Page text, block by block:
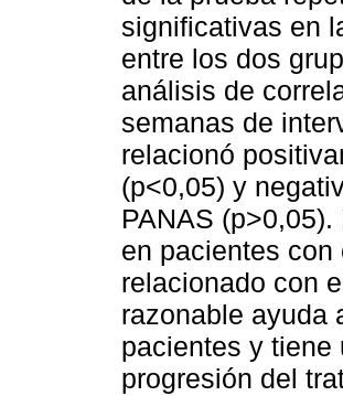
significativas en
entre los dos
análisis de
semanas de
relacionó
(p<0,05) y
PANAS
en pacientes
relacionado con
razonable ayuda
pacientes y tiene
progresión del